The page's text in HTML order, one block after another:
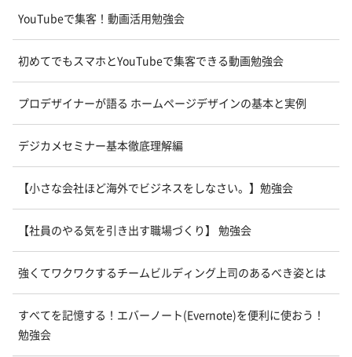
YouTubeで集客！動画活用勉強会
初めてでもスマホとYouTubeで集客できる動画勉強会
プロデザイナーが語る ホームページデザインの基本と実例
デジカメセミナー基本徹底理解編
【小さな会社ほど海外でビジネスをしなさい。】勉強会
【社員のやる気を引き出す職場づくり】 勉強会
強くてワクワクするチームビルディング上司のあるべき姿とは
すべてを記憶する！エバーノート(Evernote)を便利に使おう！
勉強会